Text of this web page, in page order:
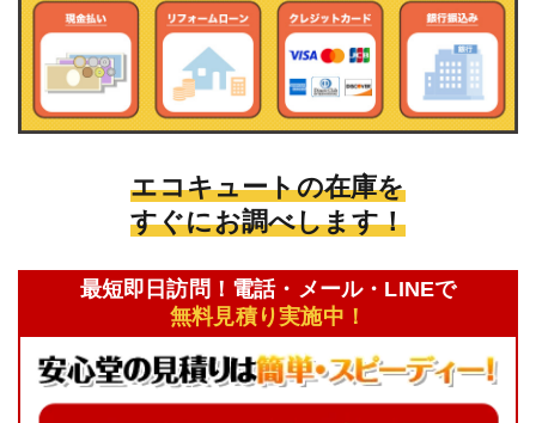
エコキュートの在庫を
すぐにお調べします！
最短即日訪問！電話・メール・LINEで
無料見積り実施中！